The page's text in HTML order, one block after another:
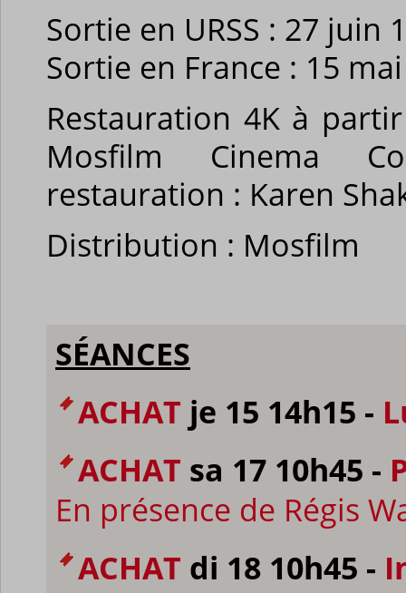
Sortie en URSS : 27 juin
Sortie en France : 15
Restauration 4K à
Mosfilm Cinema
restauration : Karen
Distribution : Mosfilm
SÉANCES
ACHAT je 15 14h15 -
ACHAT sa 17 10h45 -
En présence de Régis
ACHAT di 18 10h45 -